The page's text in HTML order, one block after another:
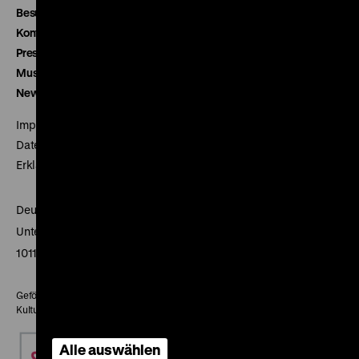
Besucherservice
Kontakt
Presse
Museumsverein
Newsletter
Impressum
Datenschutz
Erklärung digitale Barrierefreiheit
Deutsches Historisches Museum
Unter den Linden 2
10117 Berlin
Gefördert mit Mitteln des Beauftragten der Bundesregierung für
Kultur und Medien
Alle auswählen